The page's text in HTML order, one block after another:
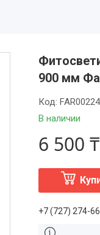
900 мм
В наличии
Код:
6 500 ₸
+7 (727) 274-